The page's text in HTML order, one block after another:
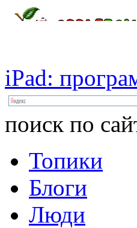
iPad:
поиск по
Топики
Блоги
Люди